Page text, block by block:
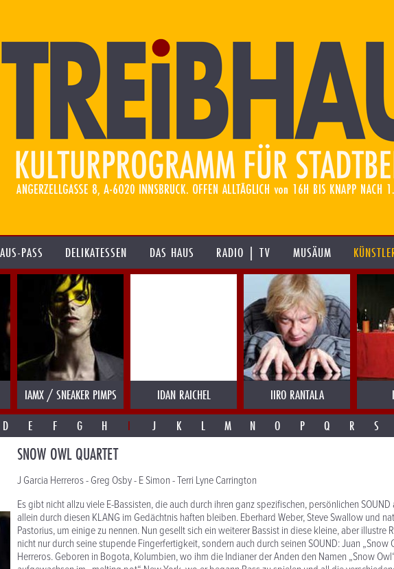
PASS DELIKATESSEN DAS HAUS RADIO | TV MUSÄUM
IAMX / SNEAKER PIMPS IDAN RAICHEL IIRO RANTALA
D E F G H I J K L M N O P Q R S
SNOW OWL QUARTET
J Garcia Herreros - Greg Osby - E Simon - Terri Lyne Carrington
Es gibt nicht allzu viele E-Bassisten, die auch durch ihren ganz spezifischen, persönlichen
allein durch diesen KLANG im Gedächtnis haften bleiben. Eberhard Weber, Steve Swallow und
Pastorius, um einige zu nennen. Nun gesellt sich ein weiterer Bassist in diese kleine, aber illustre
nicht nur durch seine stupende Fingerfertigkeit, sondern auch durch seinen SOUND: Juan „Snow
Herreros. Geboren in Bogota, Kolumbien, wo ihm die Indianer der Anden den Namen „Snow